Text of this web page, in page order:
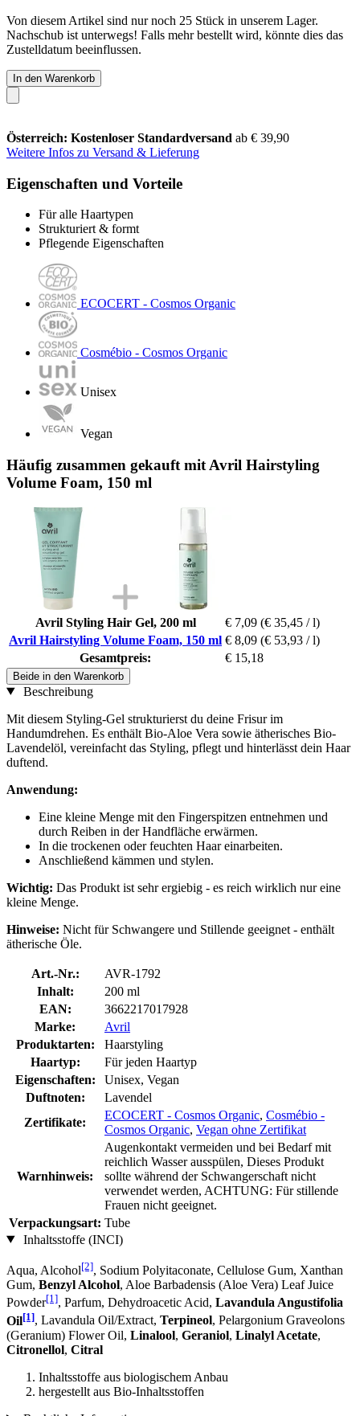
Von diesem Artikel sind nur noch 25 Stück in unserem Lager.
Nachschub ist unterwegs! Falls mehr bestellt wird, könnte dies das
Zustelldatum beeinflussen.
In den Warenkorb
Österreich: Kostenloser Standardversand ab € 39,90
Weitere Infos zu Versand & Lieferung
Eigenschaften und Vorteile
Für alle Haartypen
Strukturiert & formt
Pflegende Eigenschaften
ECOCERT - Cosmos Organic
Cosmébio - Cosmos Organic
Unisex
Vegan
Häufig zusammen gekauft mit Avril Hairstyling
Volume Foam, 150 ml
Avril Styling Hair Gel, 200 ml € 7,09 (€ 35,45 / l)
Avril Hairstyling Volume Foam, 150 ml € 8,09 (€ 53,93 / l)
Gesamtpreis:
€ 15,18
Beide in den Warenkorb
Beschreibung
Mit diesem Styling-Gel strukturierst du deine Frisur im
Handumdrehen. Es enthält Bio-Aloe Vera sowie ätherisches Bio-
Lavendelöl, vereinfacht das Styling, pflegt und hinterlässt dein Haar
duftend.
Anwendung:
Eine kleine Menge mit den Fingerspitzen entnehmen und
durch Reiben in der Handfläche erwärmen.
In die trockenen oder feuchten Haar einarbeiten.
Anschließend kämmen und stylen.
Wichtig: Das Produkt ist sehr ergiebig - es reich wirklich nur eine
kleine Menge.
Hinweise: Nicht für Schwangere und Stillende geeignet - enthält
ätherische Öle.
Art.-Nr.:
AVR-1792
Inhalt:
200 ml
EAN:
3662217017928
Marke:
Avril
Produktarten:
Haarstyling
Haartyp:
Für jeden Haartyp
Eigenschaften:
Unisex, Vegan
Duftnoten:
Lavendel
Zertifikate:
ECOCERT - Cosmos Organic, Cosmébio -
Cosmos Organic, Vegan ohne Zertifikat
Warnhinweis:
Augenkontakt vermeiden und bei Bedarf mit
reichlich Wasser ausspülen, Dieses Produkt
sollte während der Schwangerschaft nicht
verwendet werden, ACHTUNG: Für stillende
Frauen nicht geeignet.
Verpackungsart: Tube
Inhaltsstoffe (INCI)
Aqua, Alcohol[2], Sodium Polyitaconate, Cellulose Gum, Xanthan
Gum, Benzyl Alcohol, Aloe Barbadensis (Aloe Vera) Leaf Juice
Powder[1], Parfum, Dehydroacetic Acid, Lavandula Angustifolia
Oil[1], Lavandula Oil/Extract, Terpineol, Pelargonium Graveolons
(Geranium) Flower Oil, Linalool, Geraniol, Linalyl Acetate,
Citronellol, Citral
Inhaltsstoffe aus biologischem Anbau
hergestellt aus Bio-Inhaltsstoffen